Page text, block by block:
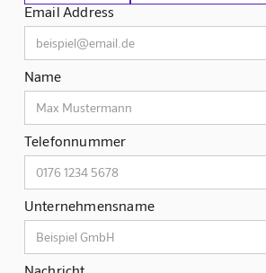
Email Address
Name
Telefonnummer
Unternehmensname